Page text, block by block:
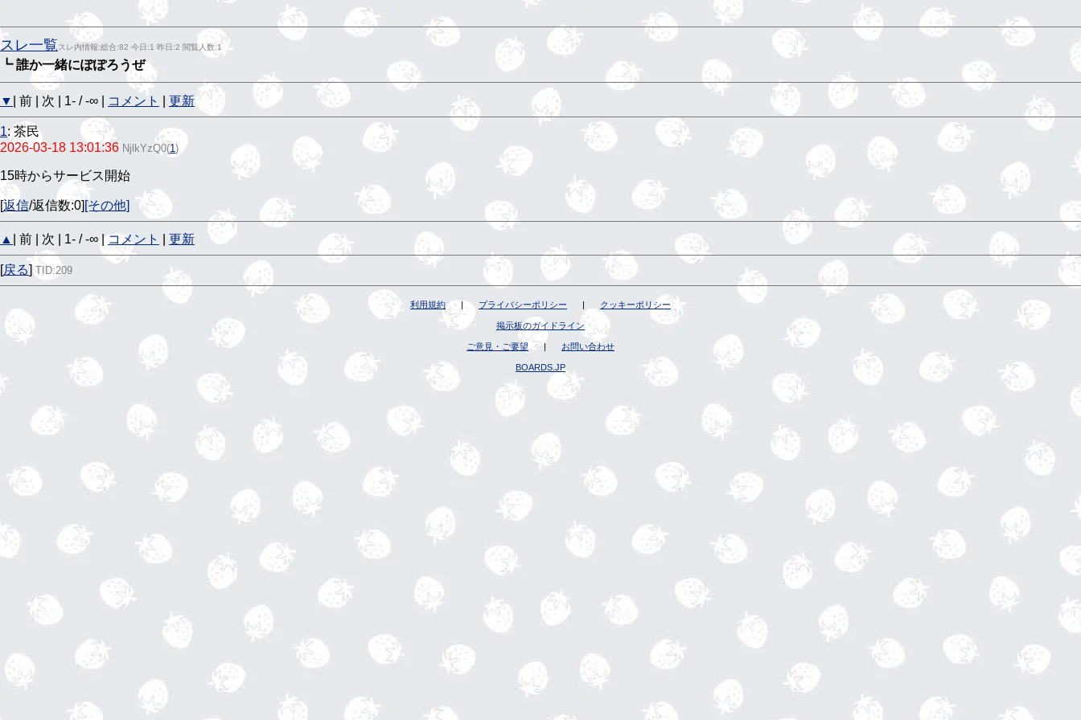
スレ一覧 スレ内情報:総合:82 今日:1 昨日:2 閲覧人数:1
┗ 誰か一緒にぽぽろうぜ
▼ | 前 | 次 | 1- / -∞ | コメント 更新
1:茶民
2026-03-18 13:01:36 NjlkYzQ0(1)
15時からサービス開始
[返信/返信数:0] [その他]
▲ | 前 | 次 | 1- / -∞ |コメント 更新
[戻る] TID:209
利用規約 | プライバシーポリシー | クッキーポリシー
掲示板のガイドライン
ご意見・ご要望 お問い合わせ
BOARDS.JP